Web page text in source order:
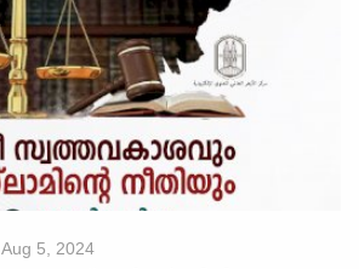
Aug 5, 2024